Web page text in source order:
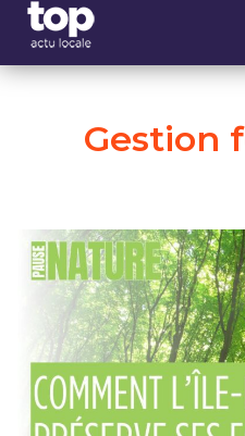
Gestion
Panneau de gestion des